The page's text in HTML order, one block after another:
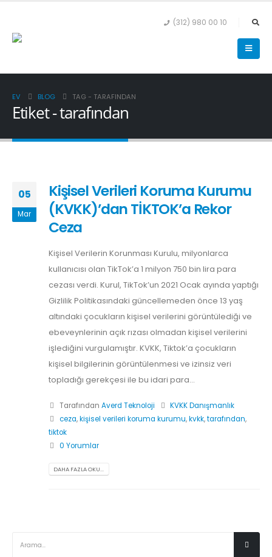
(312) 980 00 10
EV BLOG TAG - TARAFINDAN
Etiket - tarafından
05
Mar
Kişisel Verileri Koruma Kurumu
(KVKK)’dan TİKTOK’a Rekor
Ceza
Kişisel Verilerin Korunması Kurulu, milyonlarca
kullanıcısı olan TikTok’a 1 milyon 750 bin lira para
cezası verdi. Kurul, TikTok’un 2021 Ocak ayında yaptığı
Gizlilik Politikasındaki güncellemeden önce 13 yaş
altındaki çocukların kişisel verilerini görüntülediği ve
ebeveynlerinin açık rızası olmadan kişisel verilerini
işlediğini vurgulamıştır. KVKK, Tiktok’a çocukların
kişisel bilgilerinin görüntülenmesi ve izinsiz veri
topladığı gerekçesi ile bu idari para...
Tarafından Averd Teknoloji
KVKK Danışmanlık
ceza,kişisel verileri koruma kurumu,kvkk,tarafından,
tiktok
0 Yorumlar
DAHA FAZLA OKU...